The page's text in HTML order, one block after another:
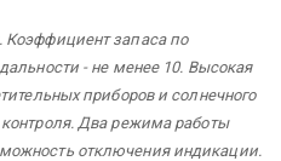
запаса по
- не менее 10. Высокая
приборов и солнечного
Два режима работы
отключения индикации.